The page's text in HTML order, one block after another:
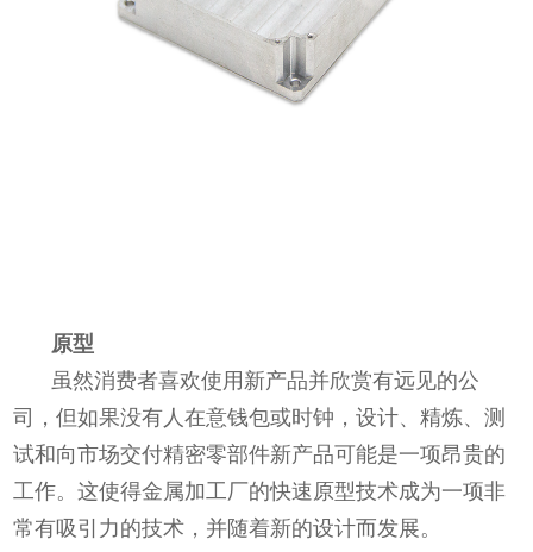
原型
虽然消费者喜欢使用新产品并欣赏有远见的公
司，但如果没有人在意钱包或时钟，设计、精炼、测
试和向市场交付精密零部件新产品可能是一项昂贵的
工作。这使得金属加工厂的快速原型技术成为一项非
常有吸引力的技术，并随着新的设计而发展。